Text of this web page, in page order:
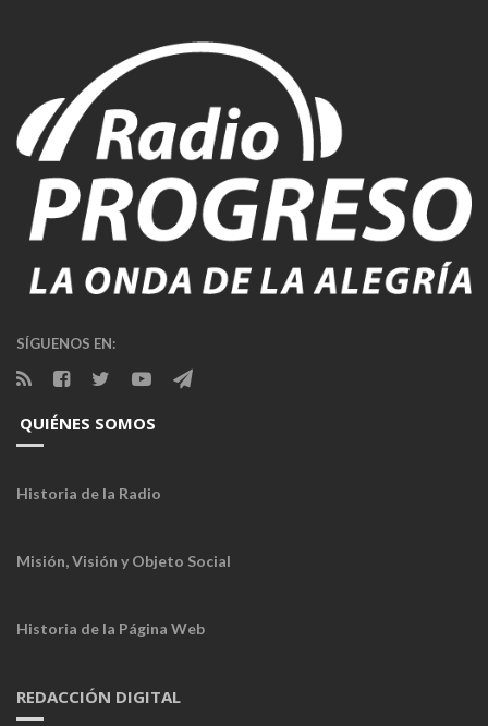
SÍGUENOS EN:
QUIÉNES SOMOS
Historia de la Radio
Misión, Visión y Objeto Social
Historia de la Página Web
REDACCIÓN DIGITAL